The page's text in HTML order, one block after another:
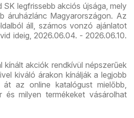
legfrissebb akciós újsága, mely
áruházlánc Magyarországon. Az
áll, számos vonzó ajánlatot
ideig, 2026.06.04. - 2026.06.10.
kínált akciók rendkívül népszerűek
kiváló árakon kínálják a legjobb
át az online katalógust mielőbb,
és milyen termékeket vásárolhat